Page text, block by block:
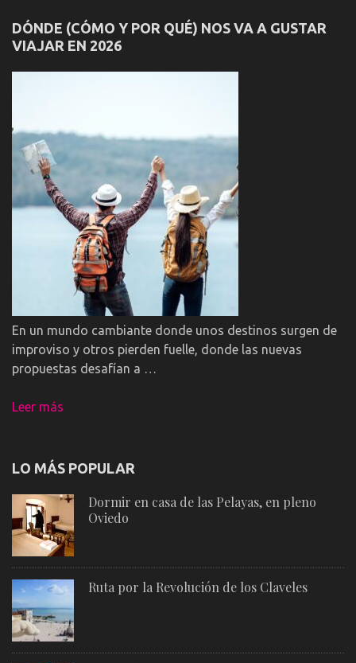
DÓNDE (CÓMO Y POR QUÉ) NOS VA A GUSTAR
VIAJAR EN 2026
En un mundo cambiante donde unos destinos surgen de
improviso y otros pierden fuelle, donde las nuevas
propuestas desafían a …
Leer más
LO MÁS POPULAR
Dormir en casa de las Pelayas, en pleno
Oviedo
Ruta por la Revolución de los Claveles